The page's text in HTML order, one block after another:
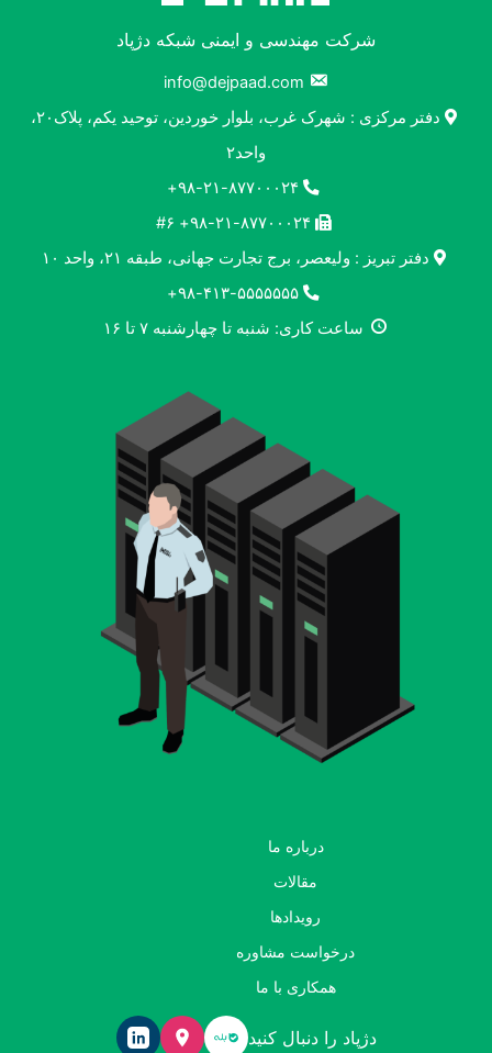
شرکت مهندسی و ایمنی شبکه دژپاد
info@dejpaad.com
دفتر مرکزی : شهرک غرب، بلوار خوردین، توحید یکم، پلاک۲۰،
واحد۲
دفتر تبریز : ولیعصر، برج تجارت جهانی، طبقه ۲۱، واحد ۱۰
ساعت کاری: شنبه تا چهارشنبه ۷ تا ۱۶
درباره ما
مقالات
رویدادها
درخواست مشاوره
همکاری با ما
دژپاد را دنبال کنید